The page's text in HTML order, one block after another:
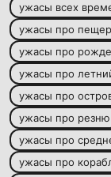
ужасы всех
ужасы про
ужасы про
ужасы про
ужасы про
ужасы про резню
ужасы про
ужасы про